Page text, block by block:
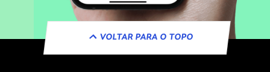
VOLTAR PARA O TOPO